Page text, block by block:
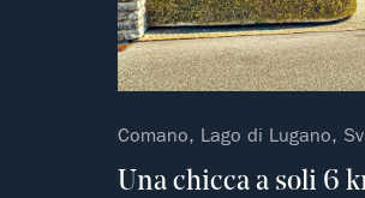
Comano, Lago di Lugano,
Una chicca a soli 6